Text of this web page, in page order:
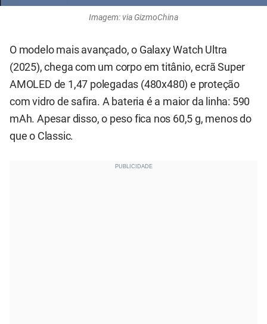
Imagem: via GizmoChina
O modelo mais avançado, o Galaxy Watch Ultra
(2025), chega com um corpo em titânio, ecrã Super
AMOLED de 1,47 polegadas (480x480) e proteção
com vidro de safira. A bateria é a maior da linha: 590
mAh. Apesar disso, o peso fica nos 60,5 g, menos do
que o Classic.